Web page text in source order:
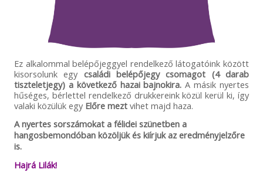
Ez alkalommal belépőjeggyel rendelkező látogatóink között
kisorsolunk egy családi belépőjegy csomagot (4 darab
tiszteletjegy) a következő hazai bajnokira. A másik nyertes
hűséges, bérlettel rendelkező drukkereink közül kerül ki, így
valaki közülük egy Előre meztvihet majd haza.
A nyertes sorszámokat a félidei szünetben a
hangosbemondóban közöljük és kiírjuk az eredményjelzőre
is.
Hajrá Lilák!